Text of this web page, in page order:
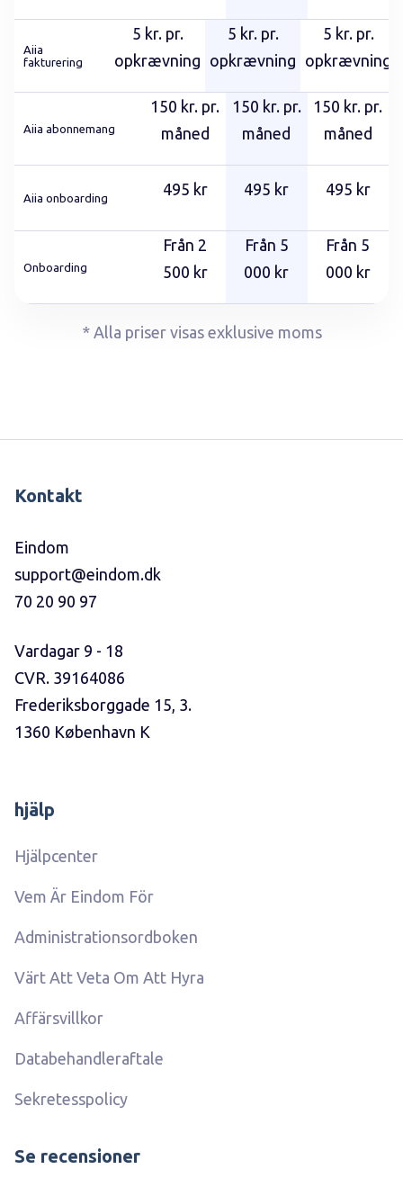
Aiia
fakturering
5 kr. pr.
opkrævning
5 kr. pr.
opkrævning
5 kr. pr.
opkrævning
Aiia abonnemang
150 kr. pr.
måned
150 kr. pr.
måned
150 kr. pr.
måned
Aiia onboarding 495 kr 495 kr 495 kr
Onboarding
Från 2
500 kr
Från 5
000 kr
Från 5
000 kr
* Alla priser visas exklusive moms
Kontakt
Eindom
support@eindom.dk
70 20 90 97
Vardagar 9 - 18
CVR. 39164086
Frederiksborggade 15, 3.
1360 København K
hjälp
Hjälpcenter
Vem Är Eindom För
Administrationsordboken
Värt Att Veta Om Att Hyra
Affärsvillkor
Databehandleraftale
Sekretesspolicy
Se recensioner